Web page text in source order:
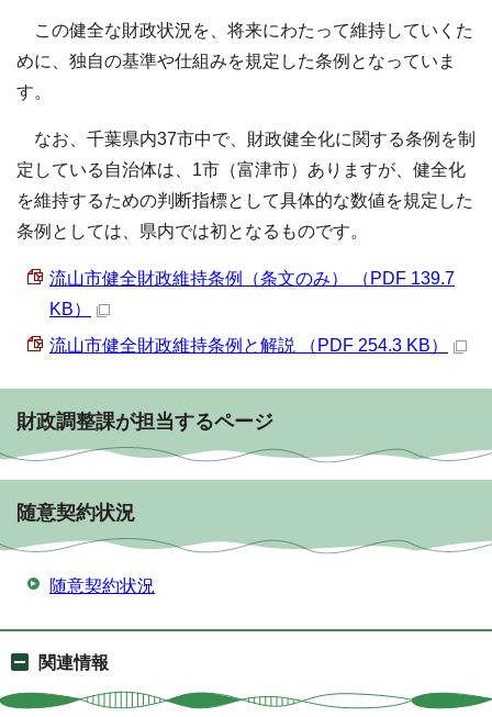
この健全な財政状況を、将来にわたって維持していくた
めに、独自の基準や仕組みを規定した条例となっていま
す。
なお、千葉県内37市中で、財政健全化に関する条例を制
定している自治体は、1市（富津市）ありますが、健全化
を維持するための判断指標として具体的な数値を規定した
条例としては、県内では初となるものです。
流山市健全財政維持条例（条文のみ） （PDF 139.7
KB）
流山市健全財政維持条例と解説 （PDF 254.3 KB）
財政調整課が担当するページ
随意契約状況
随意契約状況
関連情報